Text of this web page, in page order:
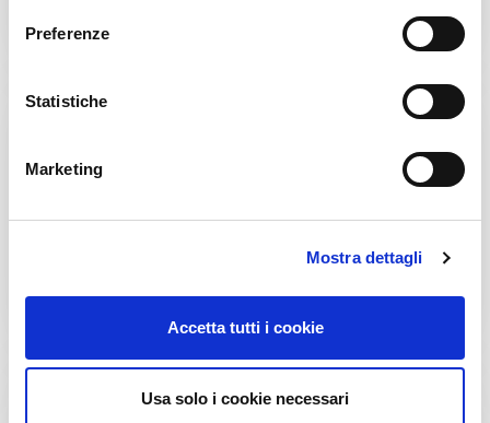
Preferenze
Statistiche
Marketing
Mostra dettagli
Accetta tutti i cookie
Usa solo i cookie necessari
Opieka domowa i środki chemiczne